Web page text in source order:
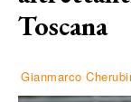
Toscana
Gianmarco